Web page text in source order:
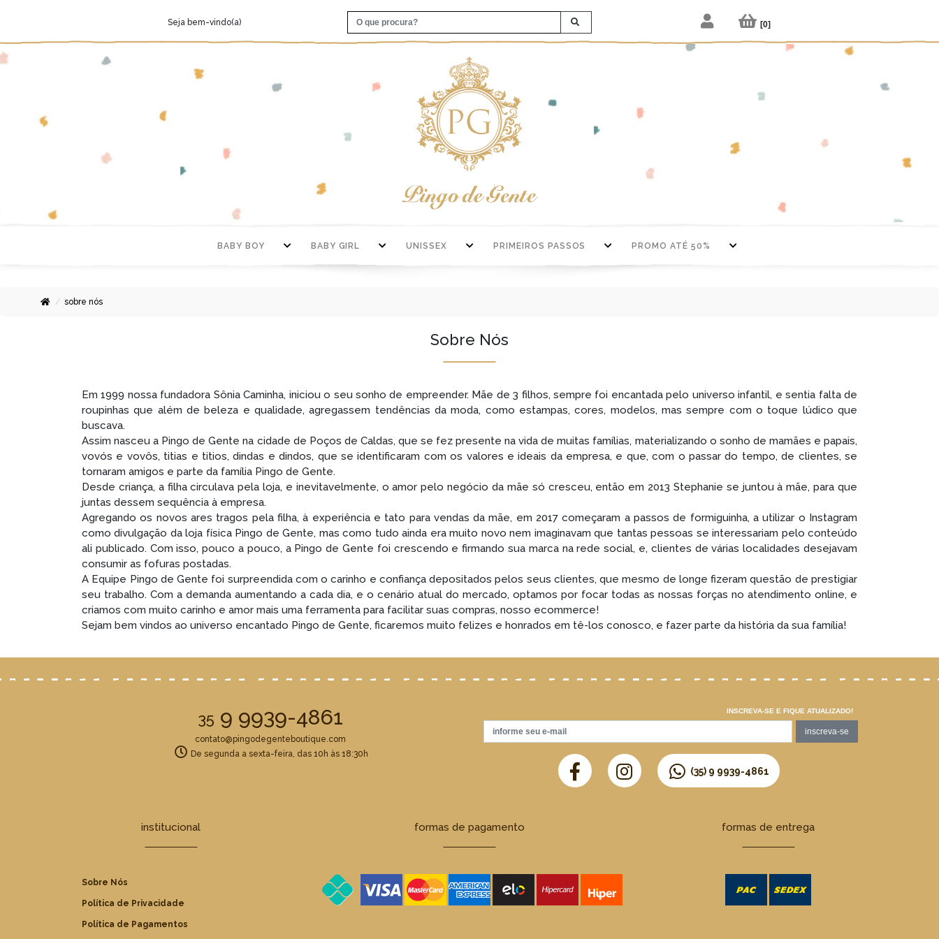
Seja bem-vindo(a) [0]
BABY BOY BABY GIRL UNISSEX PRIMEIROS PASSOS PROMO ATÉ 50%
sobre nós
Sobre Nós
Em 1999 nossa fundadora Sônia Caminha, iniciou o seu sonho de empreender. Mãe de 3 filhos, sempre foi encantada pelo universo infantil, e sentia falta de
roupinhas que além de beleza e qualidade, agregassem tendências da moda, como estampas, cores, modelos, mas sempre com o toque lúdico que
buscava.
Assim nasceu a Pingo de Gente na cidade de Poços de Caldas, que se fez presente na vida de muitas famílias, materializando o sonho de mamães e papais,
vovós e vovôs, titias e titios, dindas e dindos, que se identificaram com os valores e ideais da empresa, e que, com o passar do tempo, de clientes, se
tornaram amigos e parte da família Pingo de Gente.
Desde criança, a filha circulava pela loja, e inevitavelmente, o amor pelo negócio da mãe só cresceu, então em 2013 Stephanie se juntou à mãe, para que
juntas dessem sequência à empresa.
Agregando os novos ares tragos pela filha, à experiência e tato para vendas da mãe, em 2017 começaram a passos de formiguinha, a utilizar o Instagram
como divulgação da loja física Pingo de Gente, mas como tudo ainda era muito novo nem imaginavam que tantas pessoas se interessariam pelo conteúdo
ali publicado. Com isso, pouco a pouco, a Pingo de Gente foi crescendo e firmando sua marca na rede social, e, clientes de várias localidades desejavam
consumir as fofuras postadas.
A Equipe Pingo de Gente foi surpreendida com o carinho e confiança depositados pelos seus clientes, que mesmo de longe fizeram questão de prestigiar
seu trabalho. Com a demanda aumentando a cada dia, e o cenário atual do mercado, optamos por focar todas as nossas forças no atendimento online, e
criamos com muito carinho e amor mais uma ferramenta para facilitar suas compras, nosso ecommerce!
Sejam bem vindos ao universo encantado Pingo de Gente, ficaremos muito felizes e honrados em tê-los conosco, e fazer parte da história da sua família!
35 9 9939-4861
contato@pingodegenteboutique.com
De segunda a sexta-feira, das 10h às 18:30h
INSCREVA-SE E FIQUE ATUALIZADO!
(35) 9 9939-4861
institucional
Sobre Nós
Política de Privacidade
Política de Pagamentos
formas de pagamento formas de entrega